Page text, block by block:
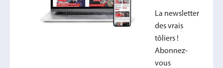
La newsletter
des vrais
tôliers !
Abonnez-
vous